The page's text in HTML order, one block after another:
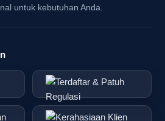
persewaan forklift di Jogja
sewa ini memungkinkan Anda
jenis forklift dengan
Selain itu, harga sewa
yang kompetitif membuatnya
untuk kebutuhan Anda.